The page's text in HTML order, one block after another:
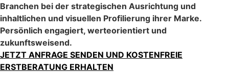
Branchen bei der strategischen Ausrichtung und
inhaltlichen und visuellen Profilierung ihrer Marke.
Persönlich engagiert, werteorientiert und
zukunftsweisend.
JETZT ANFRAGE SENDEN UND KOSTENFREIE
ERSTBERATUNG ERHALTEN